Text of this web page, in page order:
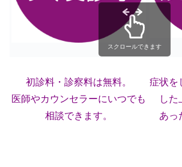
初診料・診察料は無料。
医師やカウンセラーにいつでも
相談できます。
症状を
した
あっ
スクロールできます